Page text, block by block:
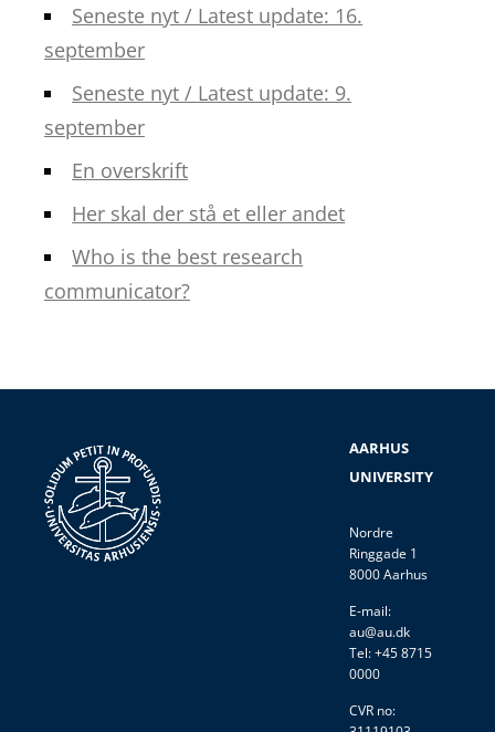
Seneste nyt / Latest update: 16.
september
Seneste nyt / Latest update: 9.
september
En overskrift
Her skal der stå et eller andet
Who is the best research
communicator?
AARHUS
UNIVERSITY
Nordre
Ringgade 1
8000 Aarhus
E-mail:
au@au.dk
Tel: +45 8715
0000
CVR no: